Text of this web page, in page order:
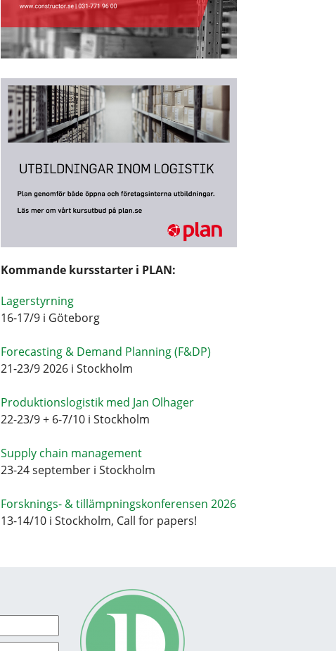
Kommande kursstarter i PLAN:
Lagerstyrning
16-17/9 i Göteborg
Forecasting & Demand Planning (F&DP)
21-23/9 2026 i Stockholm
Produktionslogistik med Jan Olhager
22-23/9 + 6-7/10 i Stockholm
Supply chain management
23-24 september i Stockholm
Forsknings- & tillämpningskonferensen 2026
13-14/10 i Stockholm, Call for papers!